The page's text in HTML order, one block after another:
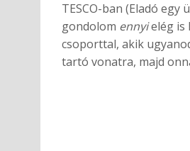
TESCO-ban (Eladó egy
gondolom ennyielég is
csoporttal, akik
tartó vonatra, majd